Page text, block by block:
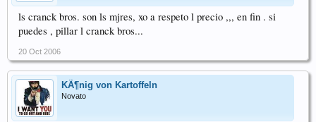
ls cranck bros. son ls mjres, xo a respeto l precio ,,, en fin . si
puedes , pillar l cranck bros...
20 Oct 2006
KÃ¶nig von Kartoffeln
Novato